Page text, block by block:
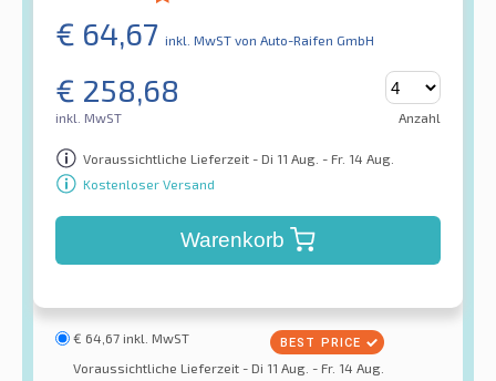
€ 64,67 inkl. MwST von Auto-Raifen GmbH
€ 258,68
inkl. MwST Anzahl
Voraussichtliche Lieferzeit - Di 11 Aug. - Fr. 14 Aug.
Kostenloser Versand
Warenkorb
€ 64,67 inkl. MwST
Voraussichtliche Lieferzeit - Di 11 Aug. - Fr. 14 Aug.